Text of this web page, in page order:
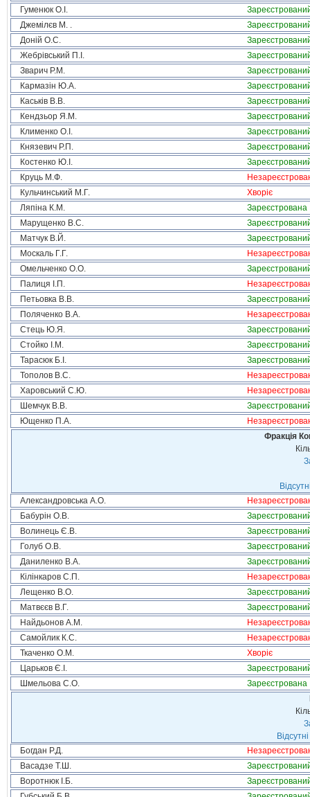
Гуменюк О.І.
Джемілєв М. .
Доній О.С.
Жебрівський П.І.
Зварич Р.М.
Кармазін Ю.А.
Каськів В.В.
Кендзьор Я.М.
Клименко О.І.
Князевич Р.П.
Костенко Ю.І.
Круць М.Ф.
Кульчинський М.Г.
Хворіє
Ляпіна К.М.
Зареєстрована
Марущенко В.С.
Матчук В.Й.
Москаль Г.Г.
Омельченко О.О.
Палиця І.П.
Петьовка В.В.
Поляченко В.А.
Стець Ю.Я.
Стойко І.М.
Тарасюк Б.І.
Тополов В.С.
Харовський С.Ю.
Шемчук В.В.
Ющенко П.А.
Фракція
Александровська А.О.
Бабурін О.В.
Волинець Є.В.
Голуб О.В.
Даниленко В.А.
Кілінкаров С.П.
Лещенко В.О.
Матвєєв В.Г.
Найдьонов А.М.
Самойлик К.С.
Ткаченко О.М.
Хворіє
Царьков Є.І.
Шмельова С.О.
Зареєстрована
Богдан Р.Д.
Васадзе Т.Ш.
Воротнюк І.Б.